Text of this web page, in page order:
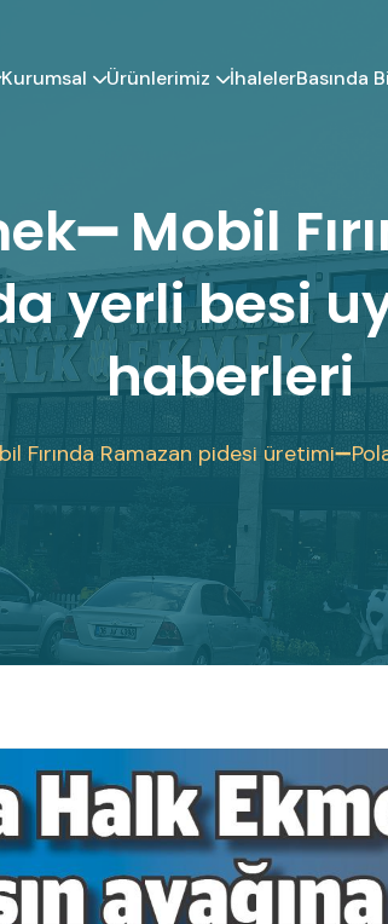
Kurumsal Ürünlerimiz İhalelerBasında
Mobil
yerli besi
haberleri
Fırında Ramazan pidesi